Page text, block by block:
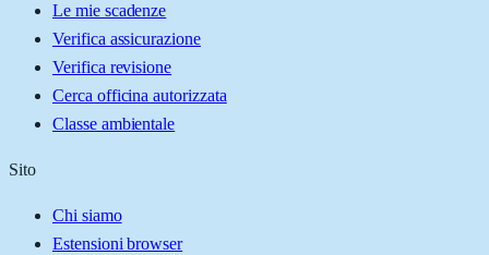
Le mie scadenze
Verifica assicurazione
Verifica revisione
Cerca officina autorizzata
Classe ambientale
Sito
Chi siamo
Estensioni browser